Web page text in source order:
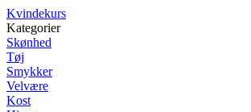
Kvindekurs
Kategorier
Skønhed
Tøj
Smykker
Velvære
Kost